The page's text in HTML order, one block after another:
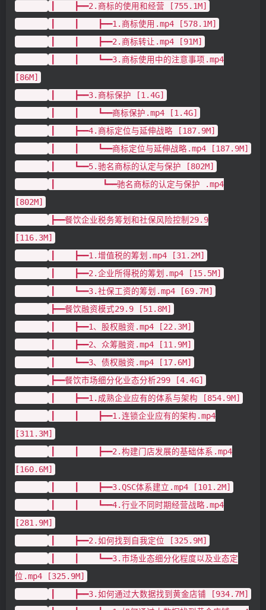
┃ ┣━━2.商标的使用和经营 [755.1M]
┃ ┃ ┣━━1.商标使用.mp4 [578.1M]
┃ ┃ ┣━━2.商标转让.mp4 [91M]
┃ ┃ ┗━━3.商标使用中的注意事项.mp4
[86M]
┃ ┣━━3.商标保护 [1.4G]
┃ ┃ ┗━━商标保护.mp4 [1.4G]
┃ ┣━━4.商标定位与延伸战略 [187.9M]
┃ ┃ ┗━━商标定位与延伸战略.mp4 [187.9M]
┃ ┗━━5.驰名商标的认定与保护 [802M]
┃ ┗━━驰名商标的认定与保护 .mp4
[802M]
┣━━餐饮企业税务筹划和社保风险控制29.9
[116.3M]
┃ ┣━━1.增值税的筹划.mp4 [31.2M]
┃ ┣━━2.企业所得税的筹划.mp4 [15.5M]
┃ ┗━━3.社保工资的筹划.mp4 [69.7M]
┣━━餐饮融资模式29.9 [51.8M]
┃ ┣━━1、股权融资.mp4 [22.3M]
┃ ┣━━2、众筹融资.mp4 [11.9M]
┃ ┗━━3、债权融资.mp4 [17.6M]
┣━━餐饮市场细分化业态分析299 [4.4G]
┃ ┣━━1.成熟企业应有的体系与架构 [854.9M]
┃ ┃ ┣━━1.连锁企业应有的架构.mp4
[311.3M]
┃ ┃ ┣━━2.构建门店发展的基础体系.mp4
[160.6M]
┃ ┃ ┣━━3.QSC体系建立.mp4 [101.2M]
┃ ┃ ┗━━4.行业不同时期经营战略.mp4
[281.9M]
┃ ┣━━2.如何找到自我定位 [325.9M]
┃ ┃ ┗━━3.市场业态细分化程度以及业态定
位.mp4 [325.9M]
┃ ┣━━3.如何通过大数据找到黄金店铺 [934.7M]